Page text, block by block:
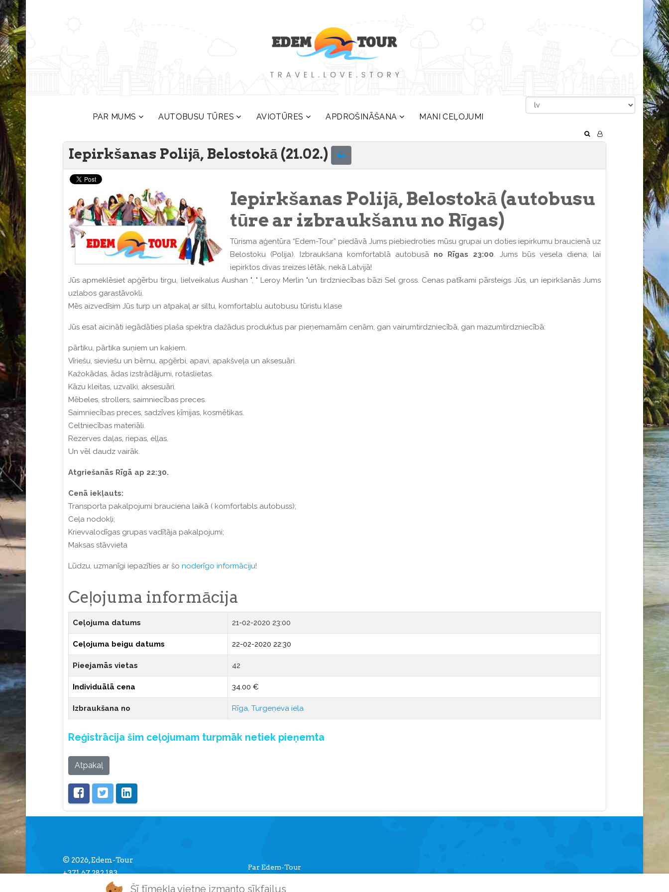
PAR MUMS AUTOBUSU TŪRES AVIOTŪRES APDROŠINĀŠANA MANI CEĻOJUMI
Iepirkšanas Polijā, Belostokā (21.02.)
Iepirkšanas Polijā, Belostokā (autobusu
tūre ar izbraukšanu no Rīgas)
Tūrisma aģentūra “Edem-Tour” piedāvā Jums piebiedroties mūsu grupai un doties iepirkumu braucienā uz
Belostoku (Polija). Izbraukšana komfortablā autobusā no Rīgas 23:00. Jums būs vesela diena, lai
iepirktos divas 1reizes lētāk, nekā Latvijā!
Jūs apmeklēsiet apģērbu tirgu, lielveikalus Aushan ", " Leroy Merlin "un tirdzniecības bāzi Sel gross. Cenas patīkami pārsteigs Jūs, un iepirkšanās Jums
uzlabos garastāvokli.
Mēs aizvedīsim Jūs turp un atpakaļ ar siltu, komfortablu autobusu tūristu klase
Jūs esat aicināti iegādāties plaša spektra dažādus produktus par pieņemamām cenām, gan vairumtirdzniecībā, gan mazumtirdzniecībā:
pārtiku, pārtika suņiem un kaķiem.
Vīriešu, sieviešu un bērnu, apģērbi, apavi, apakšveļa un aksesuāri.
Kažokādas, ādas izstrādājumi, rotaslietas.
Kāzu kleitas, uzvalki, aksesuāri.
Mēbeles, strollers, saimniecības preces.
Saimniecības preces, sadzīves ķīmijas, kosmētikas.
Celtniecības materiāli.
Rezerves daļas, riepas, eļļas.
Un vēl daudz vairāk.
Atgriešanās Rīgā ap 22:30.
Cenā iekļauts:
Transporta pakalpojumi brauciena laikā ( komfortabls autobuss);
Ceļa nodokļi;
Krievvalodīgas grupas vadītāja pakalpojumi;
Maksas stāvvieta
Lūdzu, uzmanīgi iepazīties ar šo noderīgo informāciju!
Ceļojuma informācija
Ceļojuma datums 21-02-2020 23:00
Ceļojuma beigu datums 22-02-2020 22:30
Pieejamās vietas 42
Individuālā cena 34.00 €
Izbraukšana no Rīga, Turgeņeva iela
Reģistrācija šim ceļojumam turpmāk netiek pieņemta
Atpakaļ
© 2026, Edem-Tour
+371 67 282 183
info [] edemtour.lv
Par Edem-Tour
Informācija ceļotājiem
Šī tīmekļa vietne izmanto sīkfailus